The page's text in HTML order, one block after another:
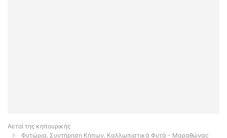
Αετοί της κηπουρικής
Φυτώρια, Συντήρηση Κήπων, Καλλωπιστικά Φυτά - Μαραθώνας